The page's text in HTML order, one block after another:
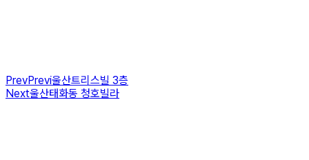
PrevPrevi울산트리스빌 3층
Next울산태화동 청호빌라